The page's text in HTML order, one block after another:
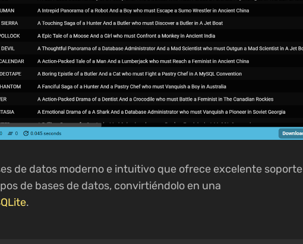
de datos moderno e intuitivo que ofrece excelente soporte
de bases de datos, convirtiéndolo en una
.